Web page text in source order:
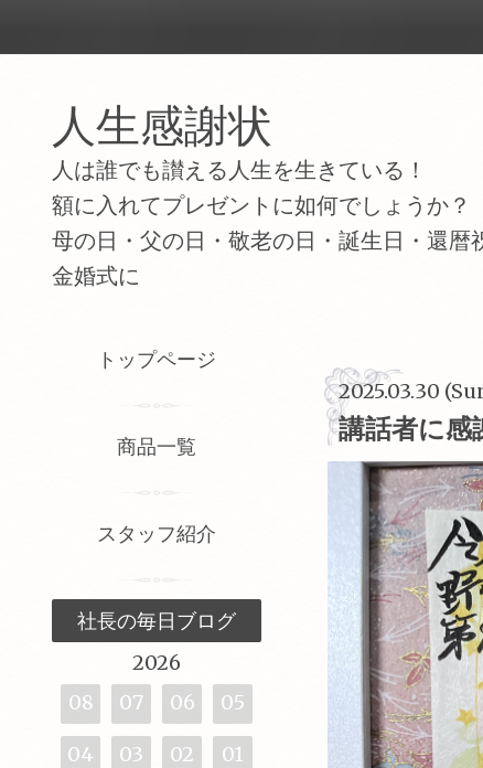
人生感謝状
人は誰でも讃える人生を生きている！
額に入れてプレゼントに如何でしょうか？
母の日・父の日・敬老の日・誕生日・還
金婚式に
2025.03.30
講話者に感
トップページ
商品一覧
スタッフ紹介
社長の毎日ブログ
2026
08
07 06 05
04 03 02 01